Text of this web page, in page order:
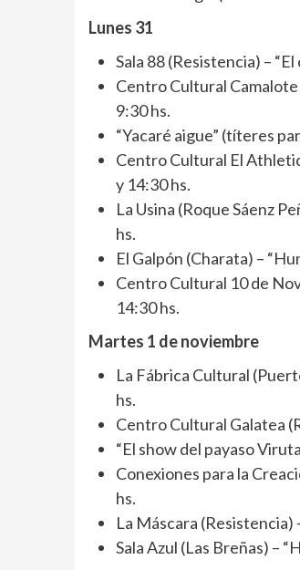
Lunes 31
Sala 88 (Resistencia) –
Centro Cultural Camalote
9:30 hs.
“Yacaré aigue” (títeres
Centro Cultural El
y 14:30 hs.
La Usina (Roque Sáenz
hs.
El Galpón (Charata) –
Centro Cultural 10 de
14:30 hs.
Martes 1 de noviembre
La Fábrica Cultural
hs.
Centro Cultural Galatea
“El show del payaso
Conexiones para la
hs.
La Máscara (Resistencia)
Sala Azul (Las Breñas) –